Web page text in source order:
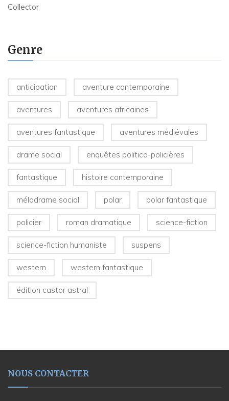
Collector
Genre
anticipation aventure contemporaine
aventures aventures africaines
aventures fantastique aventures médiévales
drame social enquêtes politico-policières
fantastique histoire contemporaine
mélodrame social polar polar fantastique
policier roman dramatique science-fiction
science-fiction humaniste suspens
western western fantastique
édition castor astral
NOUS CONTACTER